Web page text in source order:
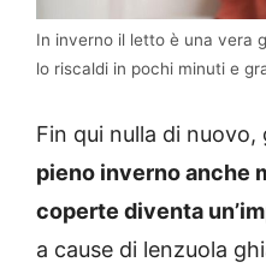
In inverno il letto è una vera
lo riscaldi in pochi minuti e
Fin qui nulla di
pieno inverno anche
coperte diventa
a cause di lenzuola